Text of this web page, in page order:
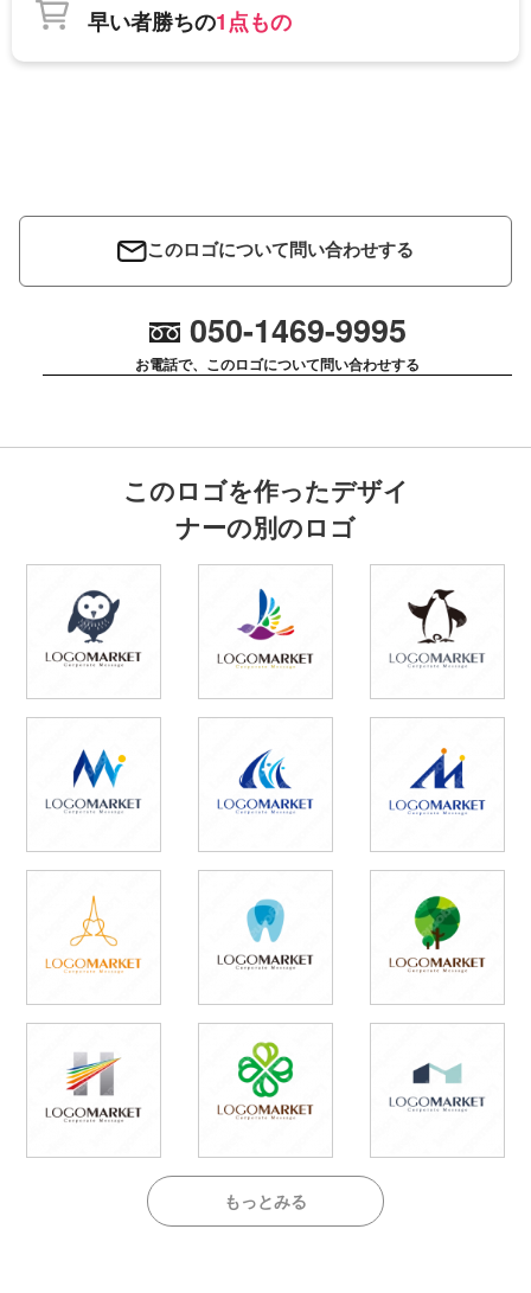
早い者勝ちの1点もの
このロゴについて問い合わせする
050-1469-9995
お電話で、このロゴについて問い合わせする
このロゴを作ったデザイ
ナーの別のロゴ
もっとみる